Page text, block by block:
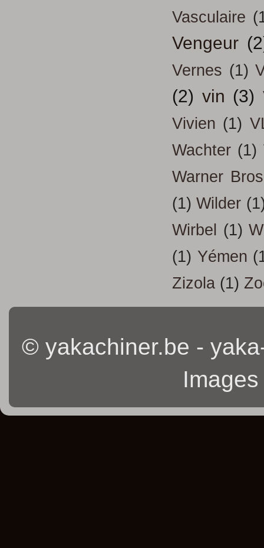
Vasculaire
Vengeur
Vernes (1)
(2) vin (3)
Vivien (1)
Wachter (1)
Warner Bros
(1) Wilder
Wirbel
(1)
(1) Yémen
Zizola (1)
© yakachiner.be -